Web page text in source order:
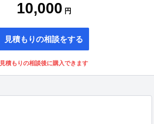
10,000 円
見積もりの相談をする
見積もりの相談後に購入できます